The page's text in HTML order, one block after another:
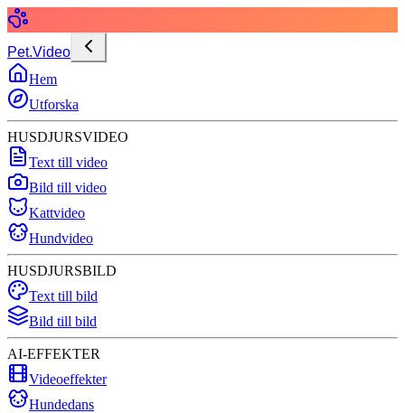
Pet.Video
Hem
Utforska
HUSDJURSVIDEO
Text till video
Bild till video
Kattvideo
Hundvideo
HUSDJURSBILD
Text till bild
Bild till bild
AI-EFFEKTER
Videoeffekter
Hundedans